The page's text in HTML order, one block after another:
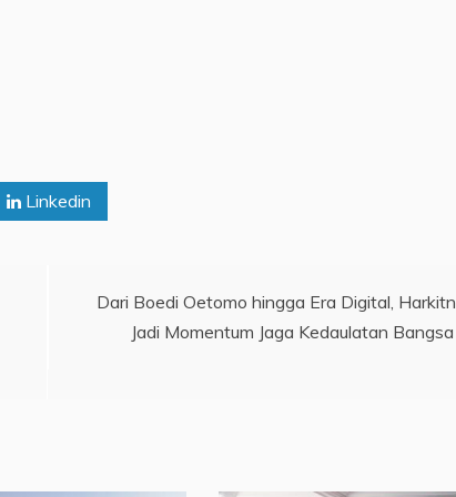
Linkedin
Dari Boedi Oetomo hingga Era Digital,
Jadi Momentum Jaga Kedaulatan Bangsa